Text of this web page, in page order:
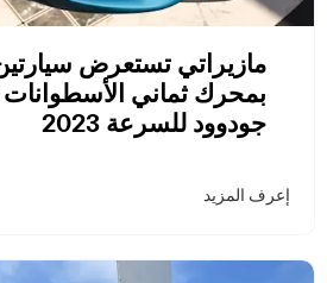
مازيراتي تستعرض
بمحرك ثماني
جودوود للسرعة 2023
إعرف المزيد